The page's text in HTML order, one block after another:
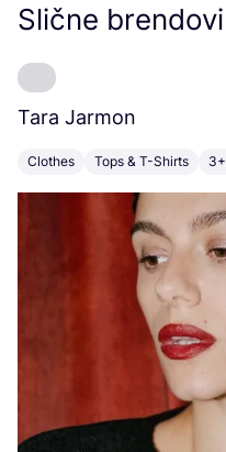
Slične brendovi
Tara Jarmon
Clothes Tops & T-Shirts 3+